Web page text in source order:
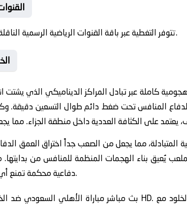
❓
✅ تتوفر التغطية عبر باقة القنوات الرياضية الرسمية الناقلة لـ الدوري السعودي بالإضافة لموقعنا.
📺
كاملة عبر تبادل المراكز الديناميكي الذي يشتت
المنافس تحت ضغط دائم طوال التسعين دقيقة.
المتبادلة، مما يجعل من الصعب جداً اختراق العمق
يُعيق بناء الهجمات المنظمة للمنافس من
دفاعية محكمة تمنع أي اختراق عبر إغلاق زوايا التمرير البينية تماماً.